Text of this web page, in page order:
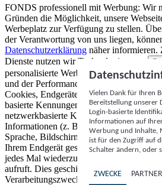
FONDS professionell mit Werbung: Wir
Gründen die Möglichkeit, unsere
Werbeplatz zur Verfügung zu stellen.
der Verantwortung von uns liegen,
Datenschutzerklärung näher informieren.
Dienste nutzen wir Technologien von
personalisierte Werbung und Inhalte,
und der Performance von Inhalten sowie
Cookies, Endgeräte- oder ähnliche
basierte Kennungen, zufällig generierte
netzwerkbasierte Kennungen) können
Informationen (z. B. Browsertyp und
Sprache, Bildschirmgröße, unterstützte
Ihrem Endgerät gespeichert oder von
jedes Mal wiederzuerkennen, wenn es
aufruft. Dies geschieht für einen oder
Verarbeitungszwecke.
Vielen Dank für Ihren
Bereitstellung unserer
Login-basierte
Informationen auf
Werbung und Inhalte,
ist für den Zugriff auf
Schalter ändern, oder
ZWECKE PARTNER